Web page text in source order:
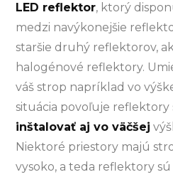
LED reflektor, ktorý
medzi navýkonejšie
staršie druhý reflektorov,
halogénové reflektory.
váš strop napríklad vo
situácia povoľuje reflektory
inštalovať aj vo väčšej
Niektoré priestory majú
vysoko, a teda reflektory